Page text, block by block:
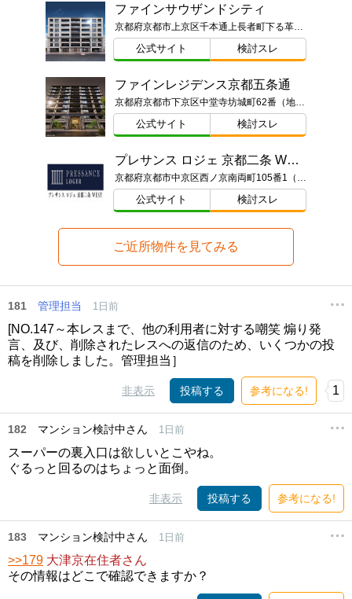
ファインサウザンドシティ
京都府京都市上京区千本通上長者町下る革堂前之町104番ほか
公式サイト 検討スレ
ファインレジデンス京都五条通
京都府京都市下京区中堂寺坊城町62番（地番）
公式サイト 検討スレ
プレサンス ロジェ 京都二条 WEST
京都府京都市中京区西ノ京南両町105番1（地番）
公式サイト 検討スレ
ご近所物件を見てみる
181 管理担当 1日前
[NO.147～本レスまで、他の利用者に対する嘲笑 煽り発
言、及び、削除されたレスへの返信のため、いくつかの投
稿を削除しました。管理担当］
非表示 投稿する 参考になる! 1
182 マンション検討中さん 1日前
スーパーの裏入口は欲しいとこやね。
ぐるっと回るのはちょっと面倒。
非表示 投稿する 参考になる!
183 マンション検討中さん 1日前
>>179 大津京在住者さん
その情報はどこで確認できますか？